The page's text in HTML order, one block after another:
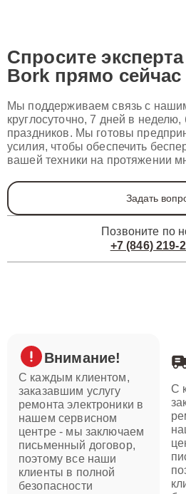
Спросите эксперта
Bork прямо сейчас
Мы поддерживаем связь с
круглосуточно, 7 дней в
праздников. Мы готовы
усилия, чтобы обеспечить
вашей техники на протяжении
Задать
Позвоните по
+7 (846) 219-
Внимание!
С каждым клиентом,
заказавшим услугу
ремонта электроники в
нашем сервисном
центре - мы заключаем
письменный договор,
поэтому все наши
клиенты в полной
безопасности
С